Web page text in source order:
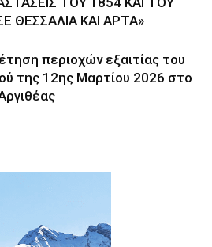
ΘΕΣΣΑΛΙΑ ΚΑΙ ΑΡΤΑ»
περιοχών εξαιτίας του
της 12ης Μαρτίου 2026 στο